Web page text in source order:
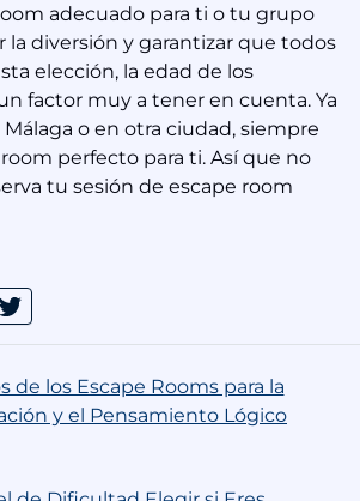
adecuado para ti o tu grupo
la diversión y garantizar que todos
elección, la edad de los
factor muy a tener en cuenta. Ya
o en otra ciudad, siempre
perfecto para ti. Así que no
tu sesión de escape room
de los Escape Rooms para la
y el Pensamiento Lógico